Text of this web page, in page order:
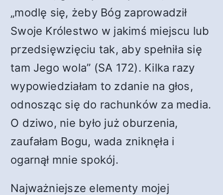
„modlę się, żeby Bóg zaprowadził
Swoje Królestwo w jakimś miejscu lub
przedsięwzięciu tak, aby spełniła się
tam Jego wola” (SA 172). Kilka razy
wypowiedziałam to zdanie na głos,
odnosząc się do rachunków za media.
O dziwo, nie było już oburzenia,
zaufałam Bogu, wada zniknęła i
ogarnął mnie spokój.
Najważniejsze elementy mojej